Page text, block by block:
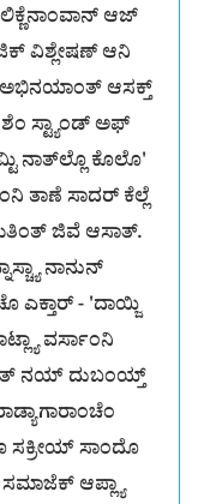
ಆಜ್
ವಿಶ್ಲೇಷಣ್ ಆನಿ
ಆಸಕ್ತ್
ಸ್ಟ್ಯಾಂಡ್ ಅಫ್
ನಾತ್‌ಲ್ಲೊ ಕೊಲೊ'
ತಾಣೆ ಸಾದರ್ ಕೆಲ್ಲೆ
ಜಿವೆ ಆಸಾತ್.
ನಾನುನ್
ಎಕ್ತಾರ್ - 'ದಾಯ್ಜಿ
ವರ್ಸಾಂನಿ
ನಯ್ ದುಬಂಯ್ತ್
ಸಾಂದೊ
ಸಮಾಜೆಕ್ ಆಪ್ಲ್ಯಾ